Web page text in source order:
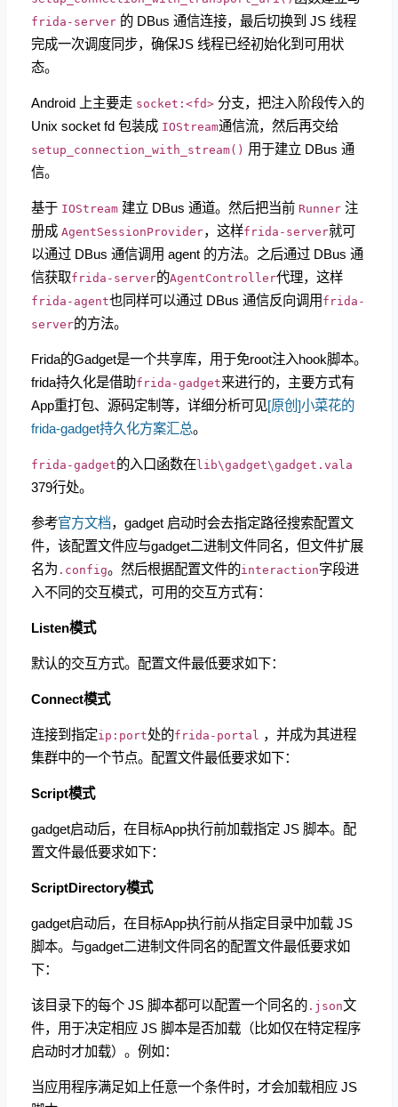
frida-server 的 DBus 通信连接，最后切换到 JS 线程
完成一次调度同步，确保JS 线程已经初始化到可用状
态。
Android 上主要走 socket:<fd> 分支，把注入阶段传入的
Unix socket fd 包装成 IOStream通信流，然后再交给
setup_connection_with_stream() 用于建立 DBus 通
信。
基于 IOStream 建立 DBus 通道。然后把当前 Runner 注
册成 AgentSessionProvider，这样frida-server就可
以通过 DBus 通信调用 agent 的方法。之后通过 DBus 通
信获取frida-server的AgentController代理，这样
frida-agent也同样可以通过 DBus 通信反向调用frida-
server的方法。
Frida的Gadget是一个共享库，用于免root注入hook脚本。
frida持久化是借助frida-gadget来进行的，主要方式有
App重打包、源码定制等，详细分析可见[原创]小菜花的
frida-gadget持久化方案汇总。
frida-gadget的入口函数在lib\gadget\gadget.vala
379行处。
参考官方文档，gadget 启动时会去指定路径搜索配置文
件，该配置文件应与gadget二进制文件同名，但文件扩展
名为 .config。然后根据配置文件的interaction字段进
入不同的交互模式，可用的交互方式有：
Listen模式
默认的交互方式。配置文件最低要求如下：
Connect模式
连接到指定ip:port处的frida-portal ，并成为其进程
集群中的一个节点。配置文件最低要求如下：
Script模式
gadget启动后，在目标App执行前加载指定 JS 脚本。配
置文件最低要求如下：
ScriptDirectory模式
gadget启动后，在目标App执行前从指定目录中加载 JS
脚本。与gadget二进制文件同名的配置文件最低要求如
下：
该目录下的每个 JS 脚本都可以配置一个同名的.json文
件，用于决定相应 JS 脚本是否加载（比如仅在特定程序
启动时才加载）。例如：
当应用程序满足如上任意一个条件时，才会加载相应 JS